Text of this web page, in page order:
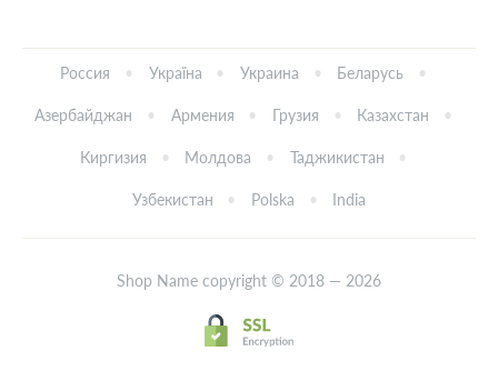
Россия Україна Украина Беларусь
Азербайджан Армения Грузия Казахстан
Киргизия Молдова Таджикистан
Узбекистан Polska India
Shop Name copyright © 2018 — 2026